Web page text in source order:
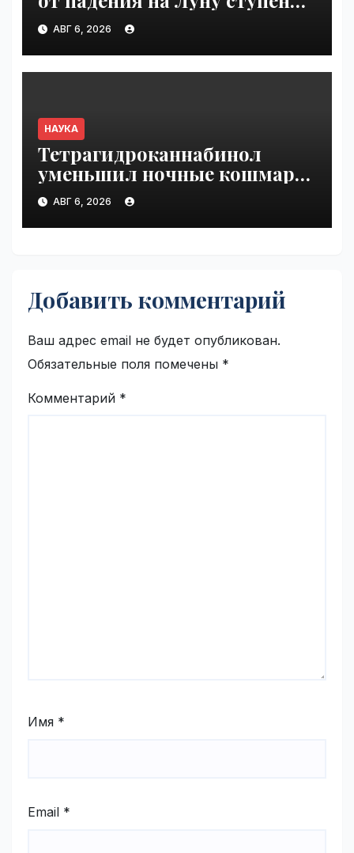
ракеты Falcon 9 | VseTime.ru
АВГ 6, 2026
НАУКА
Тетрагидроканнабинол
уменьшил ночные кошмары
при ПТСР | VseTime.ru
АВГ 6, 2026
Добавить комментарий
Ваш адрес email не будет опубликован.
Обязательные поля помечены *
Комментарий *
Имя *
Email *